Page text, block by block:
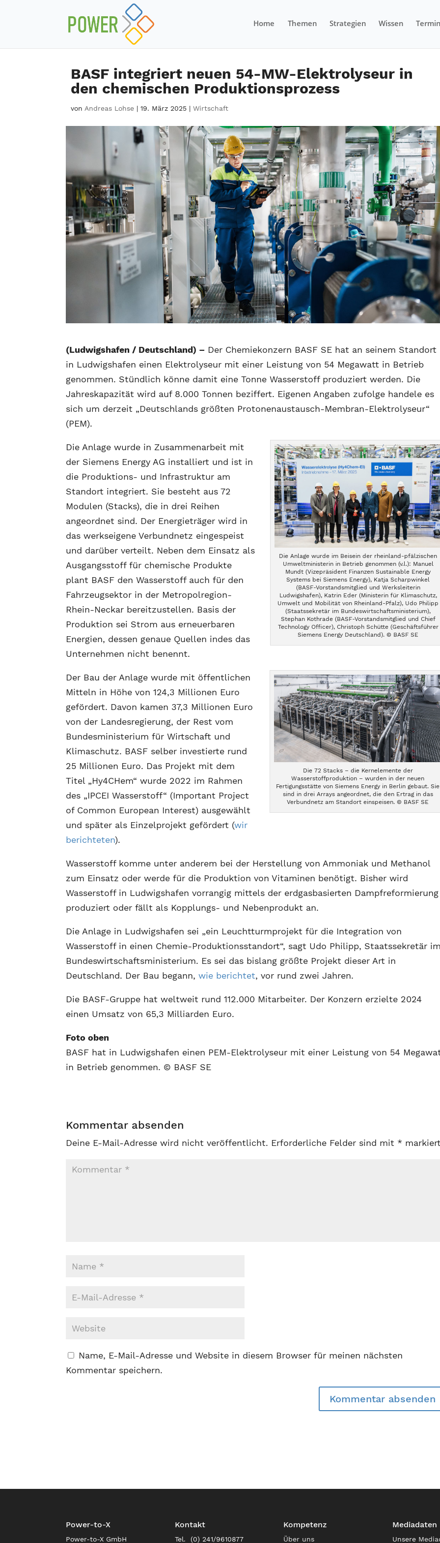
Home Themen Strategien Wissen
BASF integriert neuen 54-MW-Elektrolyseur in
den chemischen Produktionsprozess
von Andreas Lohse |19. März 2025 |Wirtschaft
(Ludwigshafen / Deutschland) – Der Chemiekonzern BASF SE hat an seinem Standort
in Ludwigshafen einen Elektrolyseur mit einer Leistung von 54 Megawatt in Betrieb
genommen. Stündlich könne damit eine Tonne Wasserstoff produziert werden. Die
Jahreskapazität wird auf 8.000 Tonnen beziffert. Eigenen Angaben zufolge handele es
sich um derzeit „Deutschlands größten Protonenaustausch-Membran-Elektrolyseur“
(PEM).
Die Anlage wurde im Beisein der rheinland-pfälzischen
Umweltministerin in Betrieb genommen (v.l.): Manuel
Mundt (Vizepräsident Finanzen Sustainable Energy
Systems bei Siemens Energy), Katja Scharpwinkel
(BASF-Vorstandsmitglied und Werksleiterin
Ludwigshafen), Katrin Eder (Ministerin für Klimaschutz,
Umwelt und Mobilität von Rheinland-Pfalz), Udo Philipp
(Staatssekretär im Bundeswirtschaftsministerium),
Stephan Kothrade (BASF-Vorstandsmitglied und Chief
Technology Officer), Christoph Schütte (Geschäftsführer
Siemens Energy Deutschland). © BASF SE
Die Anlage wurde in Zusammenarbeit mit
der Siemens Energy AG installiert und ist in
die Produktions- und Infrastruktur am
Standort integriert. Sie besteht aus 72
Modulen (Stacks), die in drei Reihen
angeordnet sind. Der Energieträger wird in
das werkseigene Verbundnetz eingespeist
und darüber verteilt. Neben dem Einsatz als
Ausgangsstoff für chemische Produkte
plant BASF den Wasserstoff auch für den
Fahrzeugsektor in der Metropolregion-
Rhein-Neckar bereitzustellen. Basis der
Produktion sei Strom aus erneuerbaren
Energien, dessen genaue Quellen indes das
Unternehmen nicht benennt.
Die 72 Stacks – die Kernelemente der
Wasserstoffproduktion – wurden in der neuen
Fertigungsstätte von Siemens Energy in Berlin gebaut. Sie
sind in drei Arrays angeordnet, die den Ertrag in das
Verbundnetz am Standort einspeisen. © BASF SE
Der Bau der Anlage wurde mit öffentlichen
Mitteln in Höhe von 124,3 Millionen Euro
gefördert. Davon kamen 37,3 Millionen Euro
von der Landesregierung, der Rest vom
Bundesministerium für Wirtschaft und
Klimaschutz. BASF selber investierte rund
25 Millionen Euro. Das Projekt mit dem
Titel „Hy4CHem“ wurde 2022 im Rahmen
des „IPCEI Wasserstoff“ (Important Project
of Common European Interest) ausgewählt
und später als Einzelprojekt gefördert (wir
berichteten).
Wasserstoff komme unter anderem bei der Herstellung von Ammoniak und Methanol
zum Einsatz oder werde für die Produktion von Vitaminen benötigt. Bisher wird
Wasserstoff in Ludwigshafen vorrangig mittels der erdgasbasierten Dampfreformierung
produziert oder fällt als Kopplungs- und Nebenprodukt an.
Die Anlage in Ludwigshafen sei „ein Leuchtturmprojekt für die Integration von
Wasserstoff in einen Chemie-Produktionsstandort“, sagt Udo Philipp, Staatssekretär
Bundeswirtschaftsministerium. Es sei das bislang größte Projekt dieser Art in
Deutschland. Der Bau begann,wie berichtet, vor rund zwei Jahren.
Die BASF-Gruppe hat weltweit rund 112.000 Mitarbeiter. Der Konzern erzielte 2024
einen Umsatz von 65,3 Milliarden Euro.
Foto oben
BASF hat in Ludwigshafen einen PEM-Elektrolyseur mit einer Leistung von 54
in Betrieb genommen. © BASF SE
Kommentar absenden
Deine E-Mail-Adresse wird nicht veröffentlicht. Erforderliche Felder sind mit *
Name, E-Mail-Adresse und Website in diesem Browser für meinen nächsten
Kommentar speichern.
Power-to-X
Power-to-X GmbH
Kontakt
Tel. (0) 241/9610877
Kompetenz
Über uns
Mediadaten
Unsere